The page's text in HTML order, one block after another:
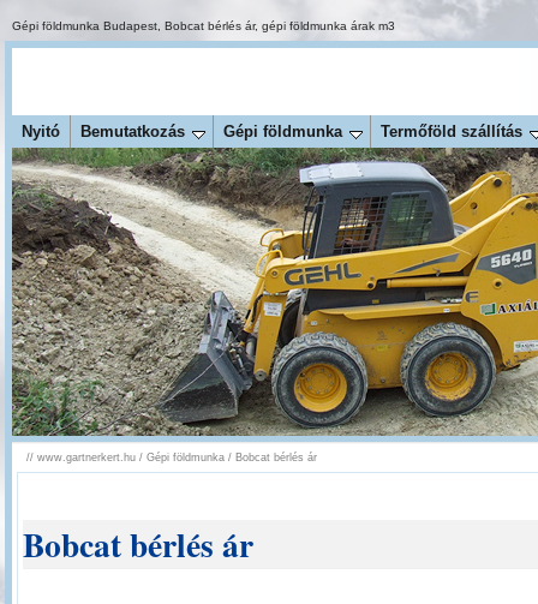
Gépi földmunka Budapest Bobcat bérlés ár, gépi földmunka árak m3
Nyitó Bemutatkozás Gépi földmunka Termőföld szállítás
// www.gartnerkert.hu / Gépi földmunka / Bobcat bérlés ár
Bobcat bérlés ár